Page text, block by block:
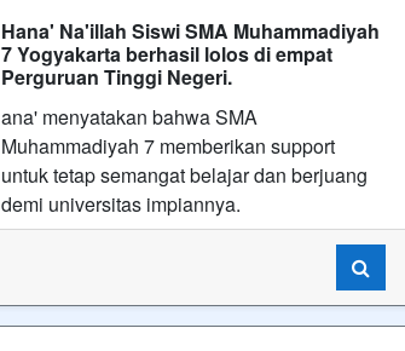
Hana' Na'illah Siswi SMA Muhammadiyah
7 Yogyakarta berhasil lolos di empat
Perguruan Tinggi Negeri.
ana' menyatakan bahwa SMA
Muhammadiyah 7 memberikan support
untuk tetap semangat belajar dan berjuang
demi universitas impiannya.